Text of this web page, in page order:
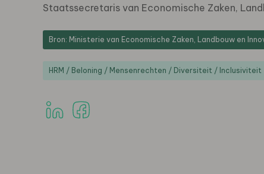
Staatssecretaris van Economische Zaken,
Bron: Ministerie van Economische Zaken, Landbouw en
HRM / Beloning / Mensenrechten / Diversiteit / Inclusiviteit